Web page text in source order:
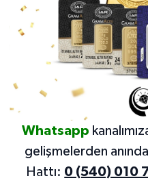
Whatsapp
gelişmelerden
Hattı: 0 (540) 010